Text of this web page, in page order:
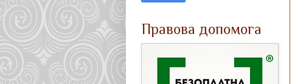
Правова допомога